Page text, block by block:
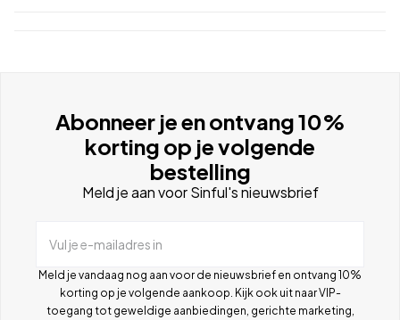
Abonneer je en ontvang 10%
korting op je volgende
bestelling
Meld je aan voor Sinful's nieuwsbrief
Vul je e-mailadres in
Meld je vandaag nog aan voor de nieuwsbrief en ontvang 10%
korting op je volgende aankoop. Kijk ook uit naar VIP-
toegang tot geweldige aanbiedingen, gerichte marketing,